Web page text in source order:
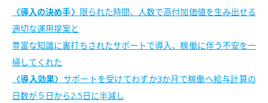
導入の決め手
限られた時間、人数で高付加価値を生み出せる
適切な運用提案と
豊富な知識に裏打ちされたサポートで導入、稼働に伴う不安を一
掃してくれた
導入効果
サポートを受けてわずか3か月で稼働へ給与計算の
日数が５日から2.5日に半減し